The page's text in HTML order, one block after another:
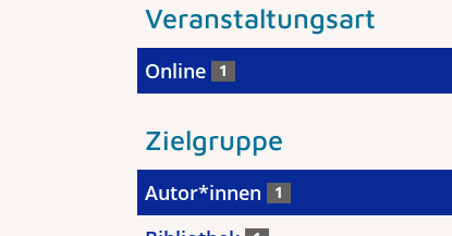
Veranstaltungsart
Online 1
Zielgruppe
Autor*innen 1